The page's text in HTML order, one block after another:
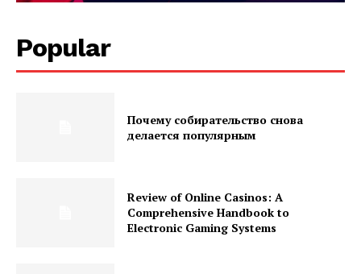
Popular
Почему собирательство снова
делается популярным
Review of Online Casinos: A
Comprehensive Handbook to
Electronic Gaming Systems